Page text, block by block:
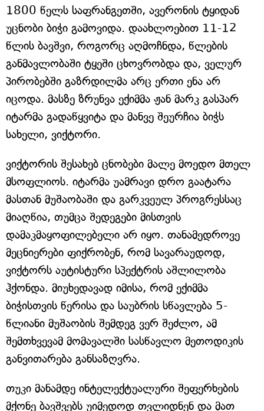
1800 წელს საფრანგეთში, ავერონის ტყიდან
უცნობი ბიჭი გამოვიდა. დაახლოებით 11-12
წლის ბავშვი, როგორც აღმოჩნდა, წლების
განმავლობაში ტყეში ცხოვრობდა და, ველურ
პირობებში გაზრდილმა არც ერთი ენა არ
იცოდა. მასზე ზრუნვა ექიმმა ჟან მარკ გასპარ
იტარმა გადაწყვიტა და მანვე შეურჩია ბიჭს
სახელი, ვიქტორი.
ვიქტორის შესახებ ცნობები მალე მოედო მთელ
მსოფლიოს. იტარმა უამრავი დრო გაატარა
მასთან მუშაობაში და გარკვეულ პროგრესსაც
მიაღწია, თუმცა შედეგები მისთვის
დამაკმაყოფილებელი არ იყო. თანამედროვე
მეცნიერები ფიქრობენ, რომ სავარაუდოდ,
ვიქტორს აუტისტური სპექტრის აშლილობა
ჰქონდა. მიუხედავად იმისა, რომ ექიმმა
ბიჭისთვის წერისა და საუბრის სწავლება 5-
წლიანი მუშაობის შემდეგ ვერ შეძლო, ამ
შემთხვევამ მომავალში სასწავლო მეთოდიკის
განვითარება განსაზღვრა.
თუკი მანამდე ინტელექტუალური შეფერხების
მქონე ბავშვებს უიმედოდ თვლიდნენ და მათ